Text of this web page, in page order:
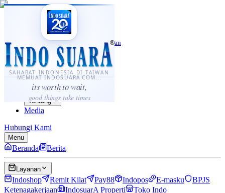
SAHABAT INDONESIA DI TAIWAN
MEMUAT INDOSUARA.COM...
its worth to wait,
good things take times
·...
⌘K
Sahabat Indonesia di Taiwan
Berita
Layanan
Komunitas
Panduan
Tentang
Media
Hubungi Kami
Menu
Beranda Berita
Layanan
Indoshop Remit Kilat Pay88 Indopos E-masku
BPJS
Ketenagakerjaan
IndosuarA Properti Toko Indo